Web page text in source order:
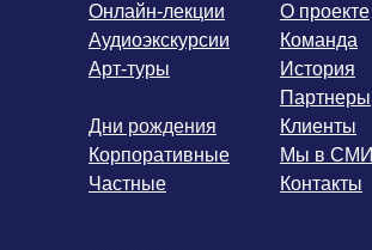
Онлайн-лекции
Аудиоэкскурсии
Арт-туры
Дни рождения
Корпоративные
Частные
О проекте
Команда
История
Партнеры
Клиенты
Мы в СМИ
Контакты